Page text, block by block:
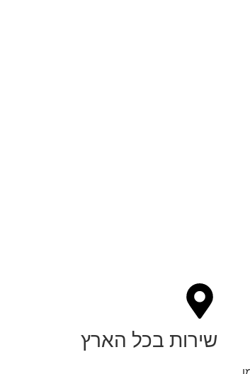
שירות בכל הארץ